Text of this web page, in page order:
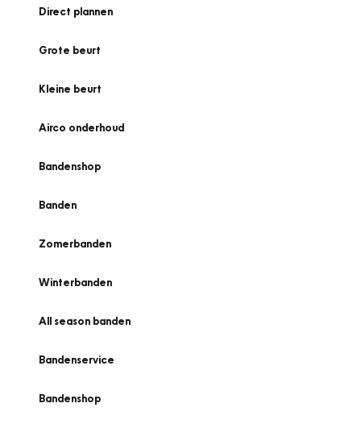
Direct plannen
Grote beurt
Kleine beurt
Airco onderhoud
Bandenshop
Banden
Zomerbanden
Winterbanden
All season banden
Bandenservice
Bandenshop